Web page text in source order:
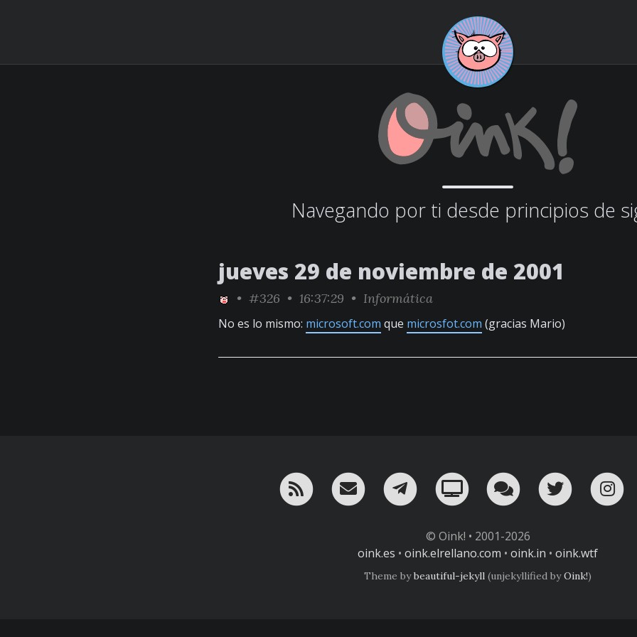
Navegando por ti desde principios de
jueves 29 de noviembre de 2001
• #326 • 16:37:29 • Informática
No es lo mismo: microsoft.com que microsfot.com (gracias Mario)
RSS ¡Mándame un email!
¡Nuestro canal en Telegram!
Oink! TV Charla conTwitter
© Oink! • 2001-2026
oink.es • oink.elrellano.com • oink.in • oink.wtf
Theme bybeautiful-jekyll (unjekyllified byOink!)